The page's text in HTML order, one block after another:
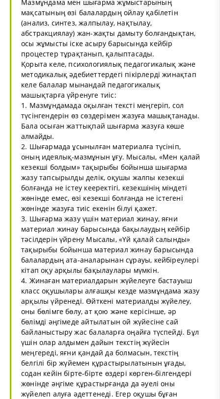
Мазмұндама мен шығарма жұмыстарының
мақсатының өзі балалардың ойлау қабілетін
(анализ, синтез, жалпылау, нақтылау,
абстракциялау) жан-жақты дамыту болғандықтан,
осы жұмысты іске асыру барысында кейбір
процестер тұрақтанып, қалыптасады.
Қорыта келе, психологиялық педагогикалық және
методикалық әдебиеттердегі пікірлерді жинақтап
келе балалар мынандай педагогикалық
машықтарға үйренуге тиіс:
1. Мазмұндамада оқылған тексті меңгеріп, сол
түсінгендерін өз сөздерімен жазуға машықтанады.
Бала осыған жаттықпай шығарма жазуға көше
алмайды.
2. Шығармада ұсынылған материалға түсініп,
оның идеялық-мазмұнын ұғу. Мысалы, «Мен қалай
кезекші болдым» тақырыбы бойынша шығарма
жазу тапсырылды делік, оқушы жалпы кезекші
болғанда не істеу кееректігі, кезекшінің міндеті
жөнінде емес, өзі кезекші болғанда не істегені
жөнінде жазуға тиіс екенін білуі қажет.
3. Шығарма жазу үшін материал жинау, яғни
материал жинау барысында бақылаудың кейбір
тәсілдерін үйрену Мысалы, «Үй қалай салынды»
тақырыбы бойынша материал жинау барысында
балалардың ата-аналарынан сұрауы, кейбіреулері
кітап оқу арқылы бақылаулары мүмкін.
4. Жинаған материалдарын жүйелеуге бастауыш
класс оқушылары алғашқы кезде мазмұндама жазу
арқылы үйренеді. Өйткені материалды жүйелеу,
оны бөлімге бөлу, ат қою және керісінше, әр
бөлімді әңгімеде айтылатын ой жүйесіне сай
байланыстыру жас балаларға оңайға түспейді. Бұл
үшін олар алдымен дайын текстің жүйесін
меңгереді, яғни қандай да болмасын, текстің
белгілі бір жүйемен құрастырылатынын ұғады,
содан кейін бірте-бірте өздері көрген-білгендері
жөнінде әңгіме құрастырғанда да әуелі оны
жүйелеп алуға әдеттенеді. Егер оқушы бұған